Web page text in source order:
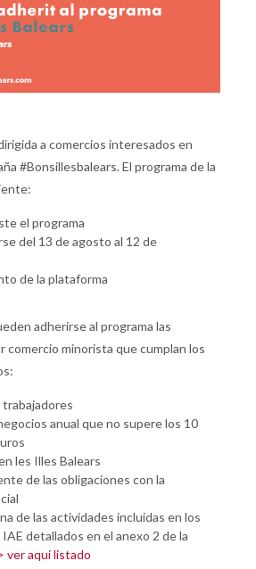
a comercios interesados en
#Bonsillesbalears. El programa de la
el programa
del 13 de agosto al 12 de
de la plataforma
adherirse al programa las
comercio minorista que cumplan los
anual que no supere los 10
les Illes Balears
de las obligaciones con la
de las actividades incluidas en los
detallados en el anexo 2 de la
ver aquí listado